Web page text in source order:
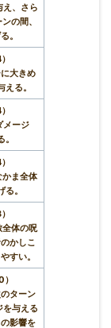
え、さら
の間、
。
大きめ
る。
メージ
ま全体
。
体の呪
かしこ
すい。
ターン
を与える
影響を